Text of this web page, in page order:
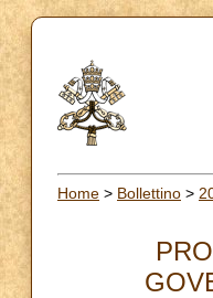
Home > Bollettino >